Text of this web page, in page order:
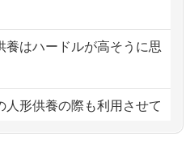
の方からお申込み
の方からお申込み
の方からお申込み
養はハードルが高そうに思
人形供養の際も利用させて